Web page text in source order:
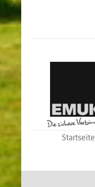
Startseite